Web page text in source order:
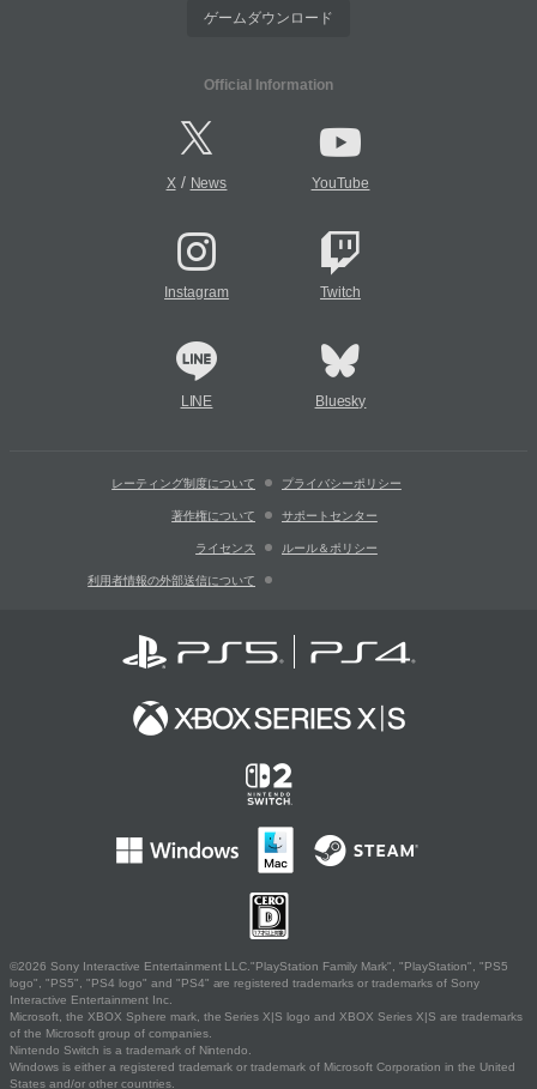
ゲームダウンロード
Official Information
X/ News YouTube
Instagram Twitch
LINE Bluesky
レーティング制度について プライバシーポリシー
著作権について サポートセンター
ライセンス ルール＆ポリシー
利用者情報の外部送信について
©2026 Sony Interactive Entertainment LLC."PlayStation Family Mark", "PlayStation", "PS5
logo", "PS5", "PS4 logo" and "PS4" are registered trademarks or trademarks of Sony
Interactive Entertainment Inc.
Microsoft, the XBOX Sphere mark, the Series X|S logo and XBOX Series X|S are trademarks
of the Microsoft group of companies.
Nintendo Switch is a trademark of Nintendo.
Windows is either a registered trademark or trademark of Microsoft Corporation in the United
States and/or other countries.